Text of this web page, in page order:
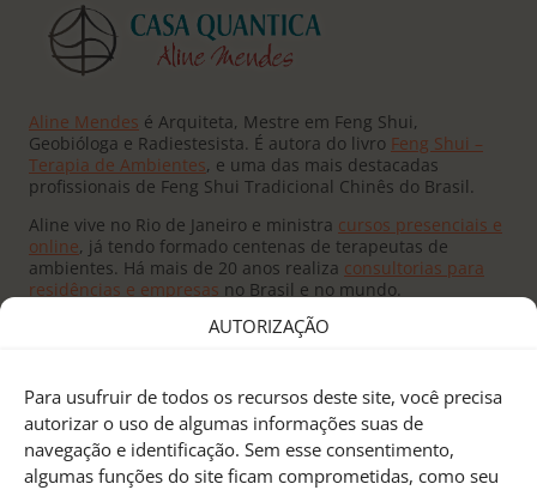
AUTORIZAÇÃO
Para usufruir de todos os recursos deste site, você precisa
autorizar o uso de algumas informações suas de
navegação e identificação. Sem esse consentimento,
algumas funções do site ficam comprometidas, como seu
Aline Mendes é Arquiteta, Mestre em Feng Shui,
Geobióloga e Radiestesista. É autora do livro Feng Shui –
Terapia de Ambientes, e uma das mais destacadas
profissionais de Feng Shui Tradicional Chinês do Brasil.
Aline vive no Rio de Janeiro e ministra cursos presenciais e
online, já tendo formado centenas de terapeutas de
ambientes. Há mais de 20 anos realiza consultorias para
residências e empresas no Brasil e no mundo.
Fundado pelo Mestre Joseph Yu no Canadá, o
Feng Shui